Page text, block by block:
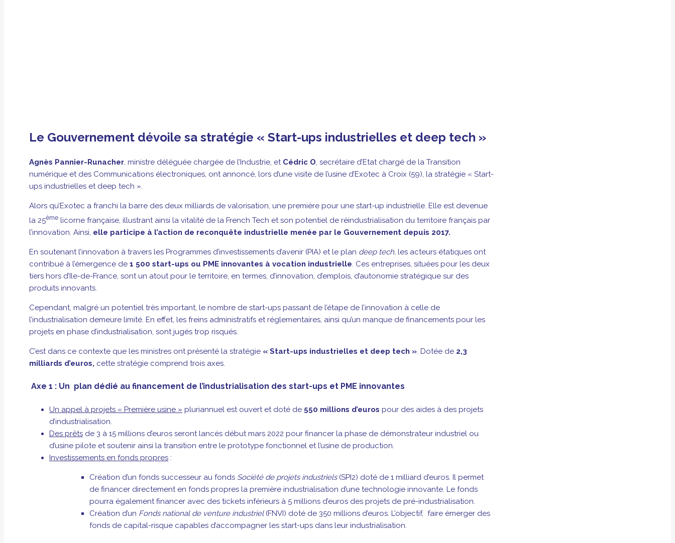
Le Gouvernement dévoile sa stratégie « Start-ups industrielles et deep tech »
Agnès Pannier-Runacher , ministre déléguée chargée de l’Industrie, et Cédric O , secrétaire d’Etat chargé de la Transition
numérique et des Communications électroniques, ont annoncé, lors d’une visite de l’usine d’Exotec à Croix (59), la stratégie « Start-
ups industrielles et deep tech ».
Alors qu’Exotec a franchi la barre des deux milliards de valorisation, une première pour une start-up industrielle. Elle est devenue
la 25ème licorne française, illustrant ainsi la vitalité de la French Tech et son potentiel de réindustrialisation du territoire français par
l’innovation. Ainsi, elle participe à l’action de reconquête industrielle menée par le Gouvernement depuis 2017.
En soutenant l’innovation à travers les Programmes d’investissements d’avenir (PIA) et le plan deep tech, les acteurs étatiques ont
contribué à l’émergence de 1 500 start-ups ou PME innovantes à vocation industrielle . Ces entreprises, situées pour les deux
tiers hors d’Ile-de-France, sont un atout pour le territoire, en termes, d’innovation, d’emplois, d’autonomie stratégique sur des
produits innovants.
Cependant, malgré un potentiel très important, le nombre de start-ups passant de l’étape de l’innovation à celle de
l’industrialisation demeure limité. En effet, les freins administratifs et réglementaires, ainsi qu’un manque de financements pour les
projets en phase d’industrialisation, sont jugés trop risqués.
C’est dans ce contexte que les ministres ont présenté la stratégie « Start-ups industrielles et deep tech » . Dotée de 2,3
milliards d’euros, cette stratégie comprend trois axes.
Axe 1 : Un plan dédié au financement de l’industrialisation des start-ups et PME innovantes
Un appel à projets « Première usine » pluriannuel est ouvert et doté de 550 millions d’euros pour des aides à des projets
d’industrialisation.
Des prêts de 3 à 15 millions d’euros seront lancés début mars 2022 pour financer la phase de démonstrateur industriel ou
d’usine pilote et soutenir ainsi la transition entre le prototype fonctionnel et l’usine de production.
Investissements en fonds propres :
Création d’un fonds successeur au fonds Société de projets industriels(SPI2) doté de 1 milliard d’euros. Il permet
de financer directement en fonds propres la première industrialisation d’une technologie innovante. Le fonds
pourra également financer avec des tickets inférieurs à 5 millions d’euros des projets de pré-industrialisation.
Création d’un Fonds national de venture industriel(FNVI) doté de 350 millions d’euros. L’objectif, faire émerger des
fonds de capital-risque capables d’accompagner les start-ups dans leur industrialisation.